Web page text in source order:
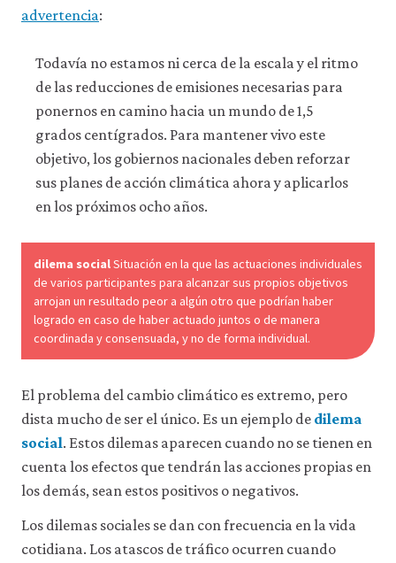
política
de
Aceptar
solo
cookies
necesarias
Aceptar
todas
las
advertencia:
Todavía no estamos ni cerca de la escala y el ritmo
de las reducciones de emisiones necesarias para
ponernos en camino hacia un mundo de 1,5
grados centígrados. Para mantener vivo este
objetivo, los gobiernos nacionales deben reforzar
sus planes de acción climática ahora y aplicarlos
en los próximos ocho años.
dilema socialSituación en la que las actuaciones individuales
de varios participantes para alcanzar sus propios objetivos
arrojan un resultado peor a algún otro que podrían haber
logrado en caso de haber actuado juntos o de manera
coordinada y consensuada, y no de forma individual.
El problema del cambio climático es extremo, pero
dista mucho de ser el único. Es un ejemplo de dilema
social. Estos dilemas aparecen cuando no se tienen en
cuenta los efectos que tendrán las acciones propias en
los demás, sean estos positivos o negativos.
Los dilemas sociales se dan con frecuencia en la vida
cotidiana. Los atascos de tráfico ocurren cuando